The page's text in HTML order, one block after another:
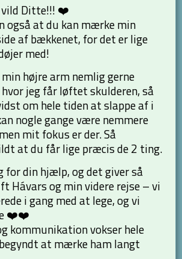
vild Ditte!!! ❤️
også at du kan mærke min
af bækkenet, for det er lige
med!
højre arm nemlig gerne
jeg får løftet skulderen, så
om hele tiden at slappe af i
nogle gange være nemmere
mit fokus er der. Så
at du får lige præcis de 2 ting.
for din hjælp, og det giver så
Hávars og min videre rejse – vi
i gang med at lege, og vi
❤️❤️
kommunikation vokser hele
at mærke ham langt